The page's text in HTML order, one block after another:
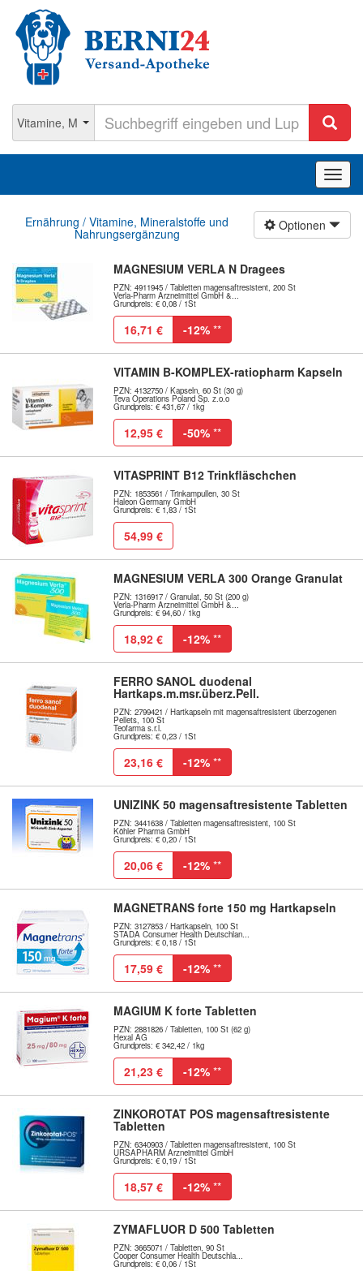
ein-/
Optionen
Ernährung / Vitamine, Mineralstoffe und
Nahrungsergänzung
MAGNESIUM VERLA N Dragees
PZN: 4911945 / Tabletten magensaftresistent, 200 St
Verla-Pharm Arzneimittel GmbH &...
Grundpreis: € 0,08 / 1St
16,71 € -12% **
VITAMIN B-KOMPLEX-ratiopharm Kapseln
PZN: 4132750 / Kapseln, 60 St (30 g)
Teva Operations Poland Sp. z.o.o
Grundpreis: € 431,67 / 1kg
12,95 € -50% **
VITASPRINT B12 Trinkfläschchen
PZN: 1853561 / Trinkampullen, 30 St
Haleon Germany GmbH
Grundpreis: € 1,83 / 1St
54,99 €
MAGNESIUM VERLA 300 Orange Granulat
PZN: 1316917 / Granulat, 50 St (200 g)
Verla-Pharm Arzneimittel GmbH &...
Grundpreis: € 94,60 / 1kg
18,92 € -12% **
FERRO SANOL duodenal
Hartkaps.m.msr.überz.Pell.
PZN: 2799421 / Hartkapseln mit magensaftresistent überzogenen
Pellets, 100 St
Teofarma s.r.l.
Grundpreis: € 0,23 / 1St
23,16 € -12% **
UNIZINK 50 magensaftresistente Tabletten
PZN: 3441638 / Tabletten magensaftresistent, 100 St
Köhler Pharma GmbH
Grundpreis: € 0,20 / 1St
20,06 € -12% **
MAGNETRANS forte 150 mg Hartkapseln
PZN: 3127853 / Hartkapseln, 100 St
STADA Consumer Health Deutschlan...
Grundpreis: € 0,18 / 1St
17,59 € -12% **
MAGIUM K forte Tabletten
PZN: 2881826 / Tabletten, 100 St (62 g)
Hexal AG
Grundpreis: € 342,42 / 1kg
21,23 € -12% **
ZINKOROTAT POS magensaftresistente
Tabletten
PZN: 6340903 / Tabletten magensaftresistent, 100 St
URSAPHARM Arzneimittel GmbH
Grundpreis: € 0,19 / 1St
18,57 € -12% **
ZYMAFLUOR D 500 Tabletten
PZN: 3665071 / Tabletten, 90 St
Cooper Consumer Health Deutschla...
Grundpreis: € 0,06 / 1St